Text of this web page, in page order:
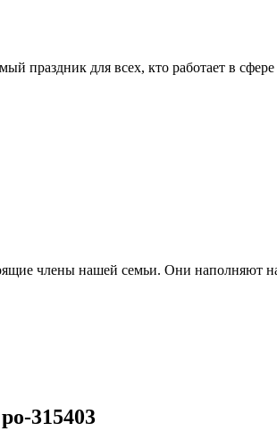
праздник для всех, кто работает в
члены нашей семьи. Они наполняют
315403